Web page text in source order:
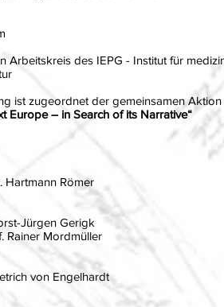
Arbeitskreis des IEPG - Institut für
ist zugeordnet der gemeinsamen
Europe – in Search of its Narrative“
Hartmann Römer
Jürgen Gerigk
Rainer Mordmüller
von Engelhardt